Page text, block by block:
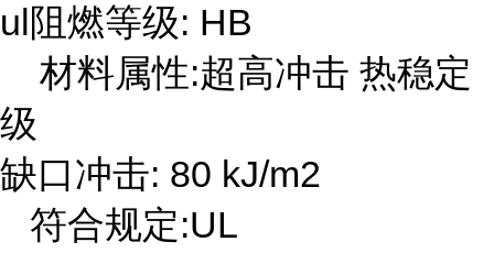
ul阻燃等级: HB
材料属性:超高冲击 热稳定
级
缺口冲击: 80 kJ/m2
符合规定:UL